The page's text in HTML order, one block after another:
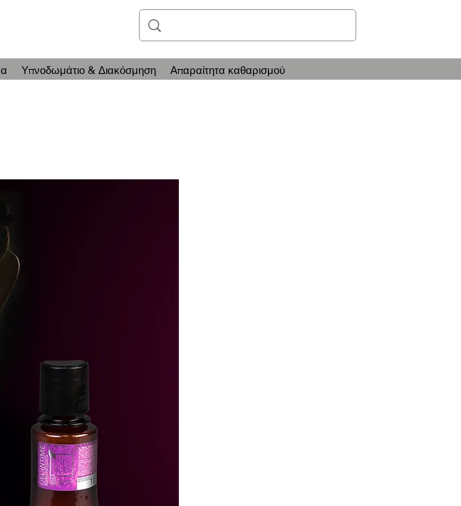
Υπνοδωμάτιο & Διακόσμηση Απαραίτητα καθαρισμού